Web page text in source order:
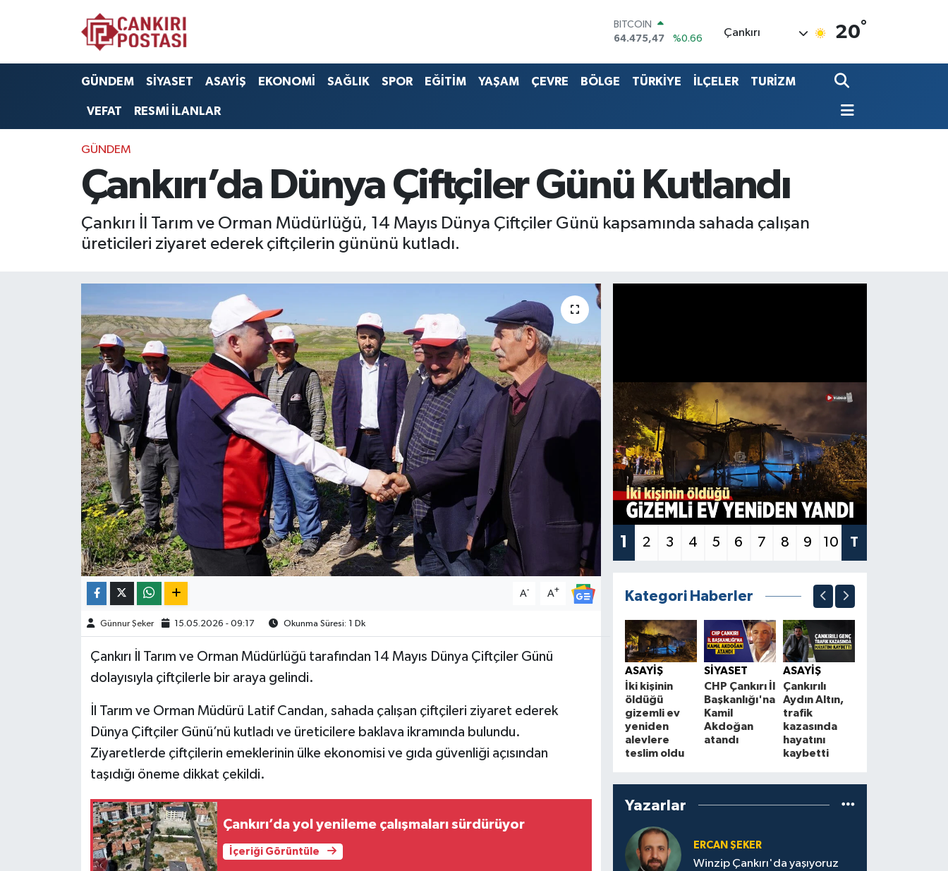
47,5971
55,1336
%0.18
STERLİN
6518.23
%0.39
Çankırı 20°
GÜNDEM SİYASET ASAYİŞ EKONOMİ SAĞLIK SPOR EĞİTİM YAŞAM ÇEVRE BÖLGE TÜRKİYE İLÇELER TURİZM
VEFAT RESMİ İLANLAR
GÜNDEM
Çankırı’da Dünya Çiftçiler Günü Kutlandı
Çankırı İl Tarım ve Orman Müdürlüğü, 14 Mayıs Dünya Çiftçiler Günü kapsamında sahada çalışan
üreticileri ziyaret ederek çiftçilerin gününü kutladı.
A- A+
Günnur Şeker 15.05.2026 - 09:17 Okunma Süresi: 1 Dk
Çankırı İl Tarım ve Orman Müdürlüğü tarafından 14 Mayıs Dünya Çiftçiler Günü
dolayısıyla çiftçilerle bir araya gelindi.
İl Tarım ve Orman Müdürü Latif Candan, sahada çalışan çiftçileri ziyaret ederek
Dünya Çiftçiler Günü’nü kutladı ve üreticilere baklava ikramında bulundu.
Ziyaretlerde çiftçilerin emeklerinin ülke ekonomisi ve gıda güvenliği açısından
taşıdığı öneme dikkat çekildi.
Çankırı’da yol yenileme çalışmaları sürdürüyor
İçeriği Görüntüle
1 2 3 4 5 6 7 8 9 10 T
Kategori Haberler
ASAYİŞ
İki kişinin
öldüğü
gizemli ev
yeniden
alevlere
teslim oldu
SİYASET
CHP Çankırı İl
Başkanlığı'na
Kamil
Akdoğan
atandı
ASAYİŞ
Çankırılı
Aydın Altın,
trafik
kazasında
hayatını
kaybetti
Yazarlar
ERCAN ŞEKER
Winzip Çankırı'da yaşıyoruz
SİYASET
İLÇELER
RESMİ İLANLAR
KÜLTÜR
TURİZM
MAGAZİN
BİLİM&TEKNOLOJİ
Nöbetçi Eczaneler
Hava Durumu
Süper Lig Puan Durumu ve Fikstür
Tüm Manşetler
Haber Arşivi